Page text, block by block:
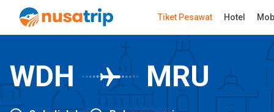
Tiket Pesawat Hotel
WDH MRU